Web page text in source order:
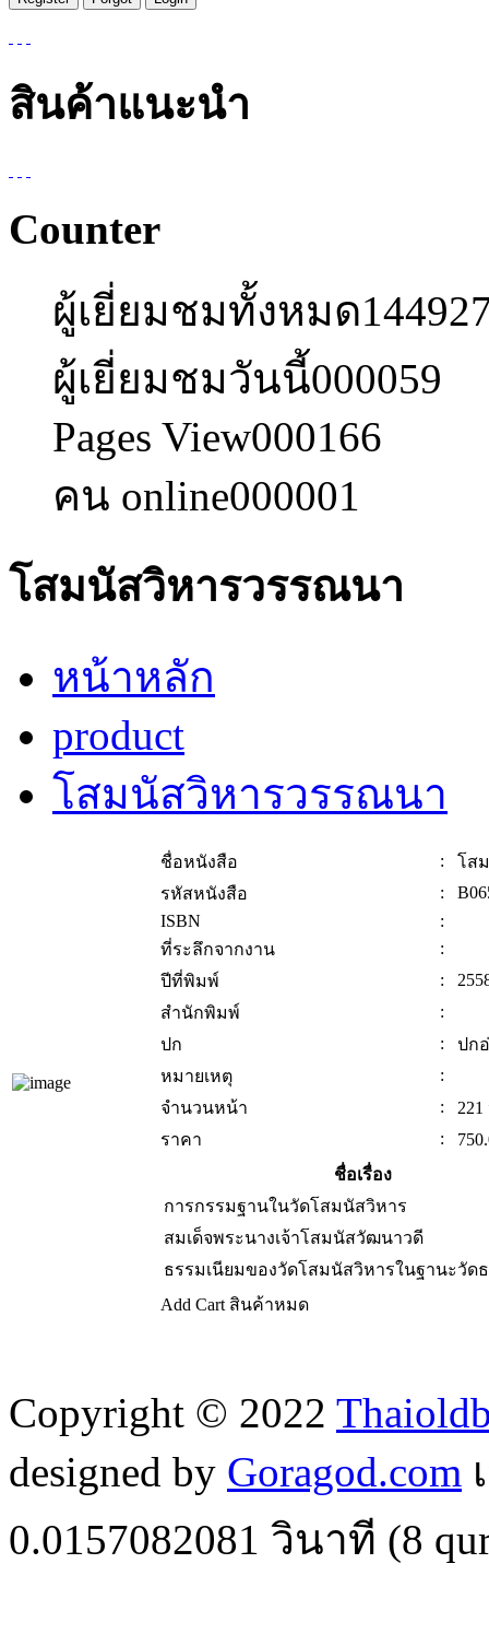
สินค้าแนะนำ
Counter
ผู้เยี่ยมชมทั้งหมด
ผู้เยี่ยมชมวันนี้000059
Pages View000166
คน online000001
โสมนัสวิหารวรรณนา
หน้าหลัก
product
โสมนัสวิหารวรรณนา
ชื่อหนังสือ :
โส
รหัสหนังสือ
:
ISBN
:
ที่ระลึกจากงาน
:
ปีที่พิมพ์
:
สำนักพิมพ์
:
ปก
:
ปก
หมายเหตุ
:
จำนวนหน้า
:
ราคา
:
ชื่อเรื่อง
การกรรมฐานในวัดโสมนัสวิหาร
สมเด็จพระนางเจ้าโสมนัสวัฒนาวดี
ธรรมเนียมของวัดโสมนัสวิหารในฐานะวัด
Add Cart สินค้าหมด
Copyright © 2022
designed by Goragod.com
0.0157082081 วินาที (8